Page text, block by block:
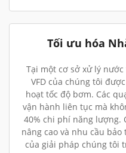
Tối ưu hóa
Tại một cơ sở xử lý
VFD của chúng tôi
hoạt tốc độ bơm. Các
vận hành liên tục mà
40% chi phí năng lượng.
nâng cao và nhu cầu
của giải pháp chúng tôi